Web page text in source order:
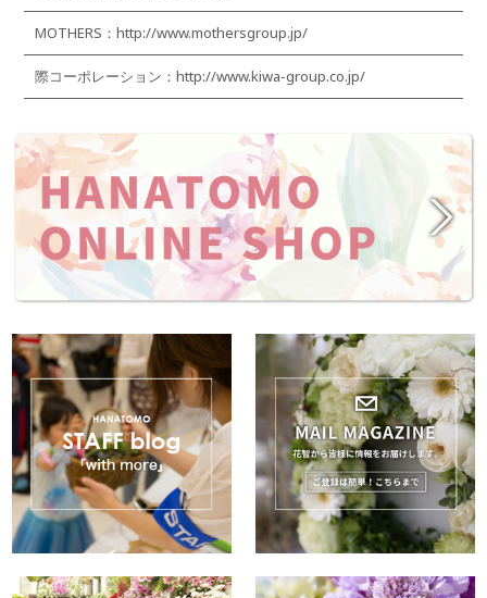
MOTHERS：http://www.mothersgroup.jp/
際コーポレーション：http://www.kiwa-group.co.jp/